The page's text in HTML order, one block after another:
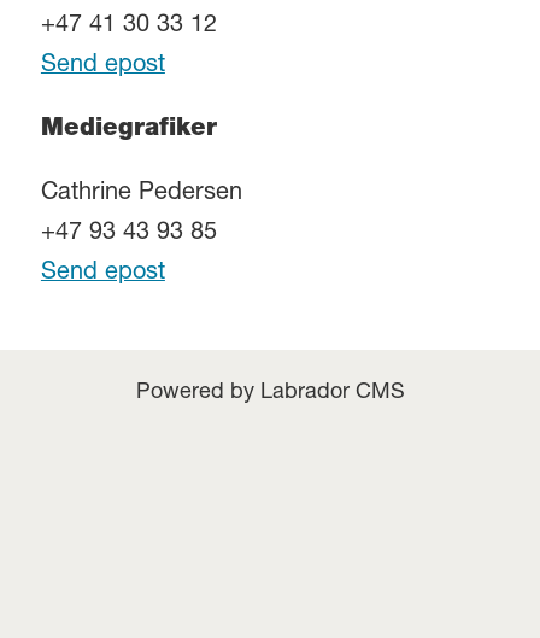
+47 41 30 33 12
Send epost
Mediegrafiker
Cathrine Pedersen
+47 93 43 93 85
Send epost
Powered by Labrador CMS